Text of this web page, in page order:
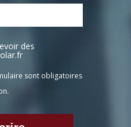
des
sont obligatoires